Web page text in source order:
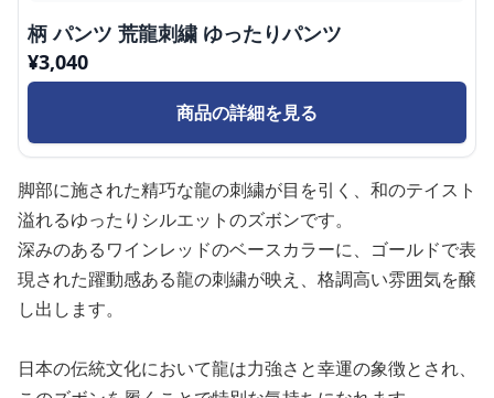
柄 パンツ 荒龍刺繍 ゆったりパンツ
¥3,040
商品の詳細を見る
脚部に施された精巧な龍の刺繍が目を引く、和のテイスト
溢れるゆったりシルエットのズボンです。
深みのあるワインレッドのベースカラーに、ゴールドで表
現された躍動感ある龍の刺繍が映え、格調高い雰囲気を醸
し出します。
日本の伝統文化において龍は力強さと幸運の象徴とされ、